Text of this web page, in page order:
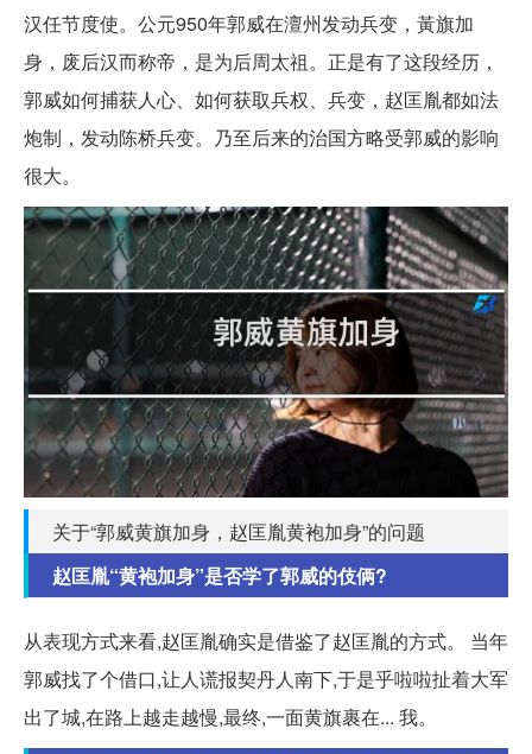
汉任节度使。公元950年郭威在澶州发动兵变，黃旗加
身，废后汉而称帝，是为后周太祖。正是有了这段经历，
郭威如何捕获人心、如何获取兵权、兵变，赵匡胤都如法
炮制，发动陈桥兵变。乃至后来的治国方略受郭威的影响
很大。
关于“郭威黄旗加身，赵匡胤黄袍加身”的问题
赵匡胤“黄袍加身”是否学了郭威的伎俩?
从表现方式来看,赵匡胤确实是借鉴了赵匡胤的方式。 当年
郭威找了个借口,让人谎报契丹人南下,于是乎啦啦扯着大军
出了城,在路上越走越慢,最终,一面黄旗裹在... 我。